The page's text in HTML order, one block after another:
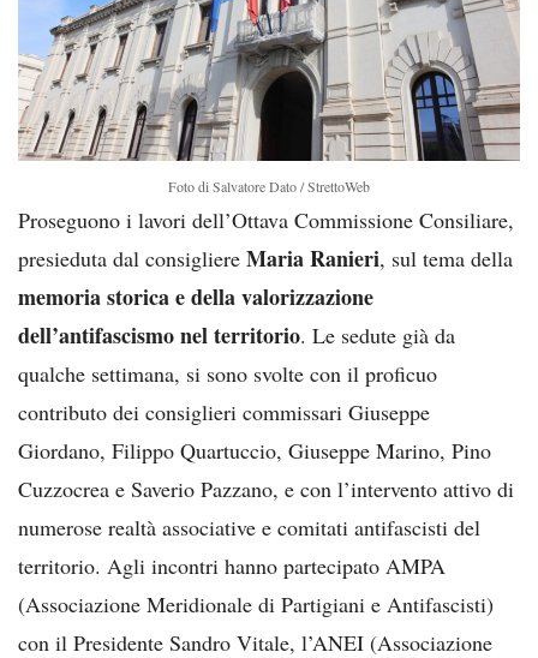
Foto di Salvatore Dato / StrettoWeb
Proseguono i lavori dell’Ottava Commissione Consiliare,
presieduta dal consigliere Maria Ranieri, sul tema della
memoria storica e della valorizzazione
dell’antifascismo nel territorio. Le sedute già da
qualche settimana, si sono svolte con il proficuo
contributo dei consiglieri commissari Giuseppe
Giordano, Filippo Quartuccio, Giuseppe Marino, Pino
Cuzzocrea e Saverio Pazzano, e con l’intervento attivo di
numerose realtà associative e comitati antifascisti del
territorio. Agli incontri hanno partecipato AMPA
(Associazione Meridionale di Partigiani e Antifascisti)
con il Presidente Sandro Vitale, l’ANEI (Associazione